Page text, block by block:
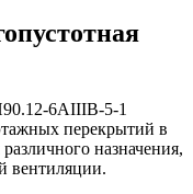
6АIIIВ-5-1
перекрытий в
назначения,
вентиляции.